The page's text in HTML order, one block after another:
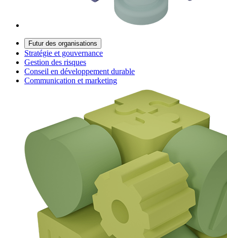
Futur des organisations
Stratégie et gouvernance
Gestion des risques
Conseil en développement durable
Communication et marketing